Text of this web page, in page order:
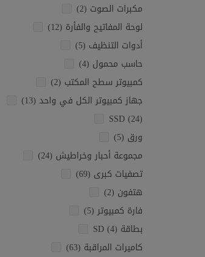
مكبرات الصوت (2)
لوحة المفاتيح والفأرة (12)
أدوات التنظيف (5)
حاسب محمول (4)
كمبيوتر سطح المكتب (2)
جهاز كمبيوتر الكل في واحد (13)
SSD (24)
ورق (5)
مجموعة أحبار وخراطيش (24)
تصفيات كبرى (69)
هتفون (2)
فارة كمبيوتر (5)
بطاقة SD (4)
كاميرات المراقبة (63)